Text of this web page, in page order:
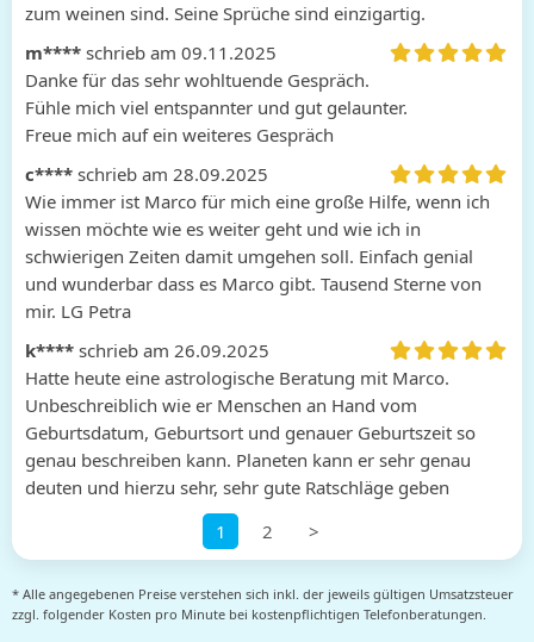
zum weinen sind. Seine Sprüche sind einzigartig.
m**** schrieb am 09.11.2025
Danke für das sehr wohltuende Gespräch.
Fühle mich viel entspannter und gut gelaunter.
Freue mich auf ein weiteres Gespräch
c**** schrieb am 28.09.2025
Wie immer ist Marco für mich eine große Hilfe, wenn ich
wissen möchte wie es weiter geht und wie ich in
schwierigen Zeiten damit umgehen soll. Einfach genial
und wunderbar dass es Marco gibt. Tausend Sterne von
mir. LG Petra
k**** schrieb am 26.09.2025
Hatte heute eine astrologische Beratung mit Marco.
Unbeschreiblich wie er Menschen an Hand vom
Geburtsdatum, Geburtsort und genauer Geburtszeit so
genau beschreiben kann. Planeten kann er sehr genau
deuten und hierzu sehr, sehr gute Ratschläge geben
1
2 >
* Alle angegebenen Preise verstehen sich inkl. der jeweils gültigen Umsatzsteuer
zzgl. folgender Kosten pro Minute bei kostenpflichtigen Telefonberatungen.